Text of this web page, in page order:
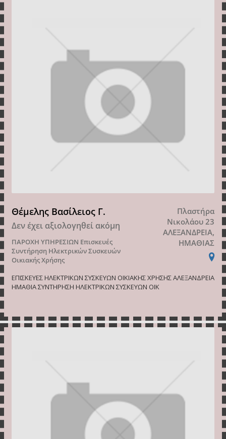
Θέμελης Βασίλειος Γ.
Δεν έχει αξιολογηθεί ακόμη
ΠΑΡΟΧΗ ΥΠΗΡΕΣΙΩΝ Επισκευές
Συντήρηση Ηλεκτρικών Συσκευών
Οικιακής Χρήσης
Πλαστήρα
Νικολάου 23
ΑΛΕΞΑΝΔΡΕΙΑ,
ΗΜΑΘΙΑΣ
ΕΠΙΣΚΕΥΕΣ ΗΛΕΚΤΡΙΚΩΝ ΣΥΣΚΕΥΩΝ ΟΙΚΙΑΚΗΣ ΧΡΗΣΗΣ ΑΛΕΞΑΝΔΡΕΙΑ
ΗΜΑΘΙΑ ΣΥΝΤΗΡΗΣΗ ΗΛΕΚΤΡΙΚΩΝ ΣΥΣΚΕΥΩΝ ΟΙΚ